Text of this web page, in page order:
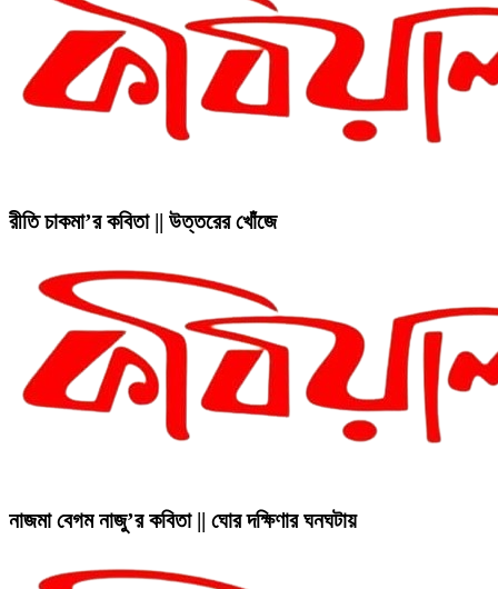
রীতি চাকমা’র কবিতা || উত্তরের খোঁজে
নাজমা বেগম নাজু’র কবিতা || ঘোর দক্ষিণার ঘনঘটায়